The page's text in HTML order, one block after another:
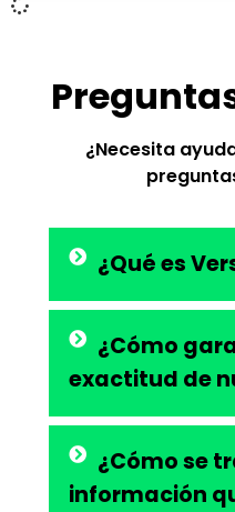
¿Necesita
¿Qué es
¿Cómo
exactitud de
¿Cómo se
información